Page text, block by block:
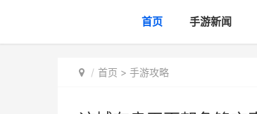
首页 手游新闻
首页 > 手游攻略